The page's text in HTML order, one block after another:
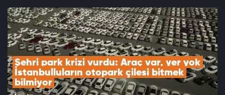
Şehri park krizi vurdu: Araç var, yer yok
İstanbulluların otopark çilesi bitmek
bilmiyor